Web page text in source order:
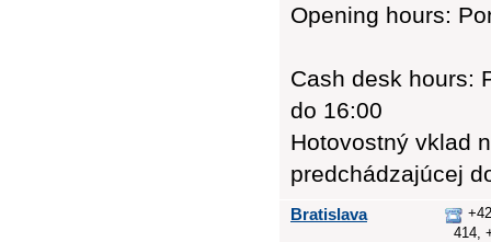
Opening hours:
Cash desk hours:
do 16:00
Hotovostný vklad
predchádzajúcej
Bratislava
414,